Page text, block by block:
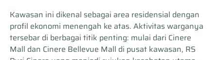
Kawasan ini dikenal sebagai area residensial dengan
profil ekonomi menengah ke atas. Aktivitas warganya
tersebar di berbagai titik penting: mulai dari Cinere
Mall dan Cinere Bellevue Mall di pusat kawasan, RS